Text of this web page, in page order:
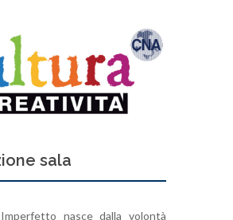
sala
nasce dalla volontà